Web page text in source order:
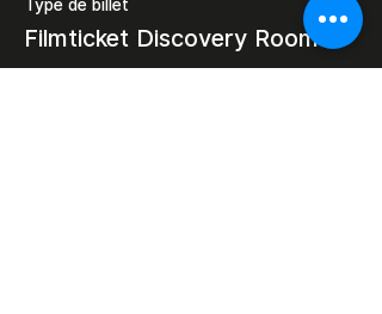
Type de billet
Filmticket Discovery Room